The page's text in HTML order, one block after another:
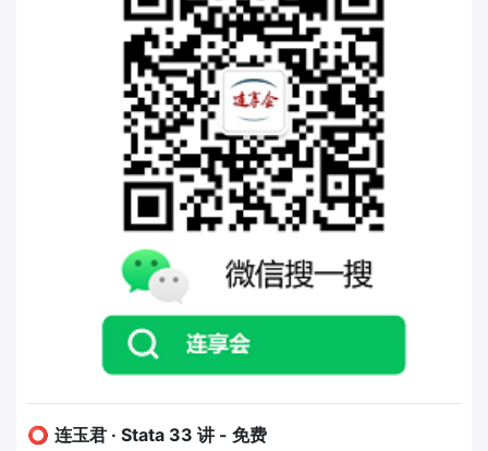
⭕ 连玉君 · Stata 33 讲 - 免费